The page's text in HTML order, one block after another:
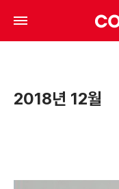
2018년 12월